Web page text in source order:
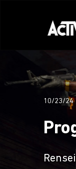
10/23/24